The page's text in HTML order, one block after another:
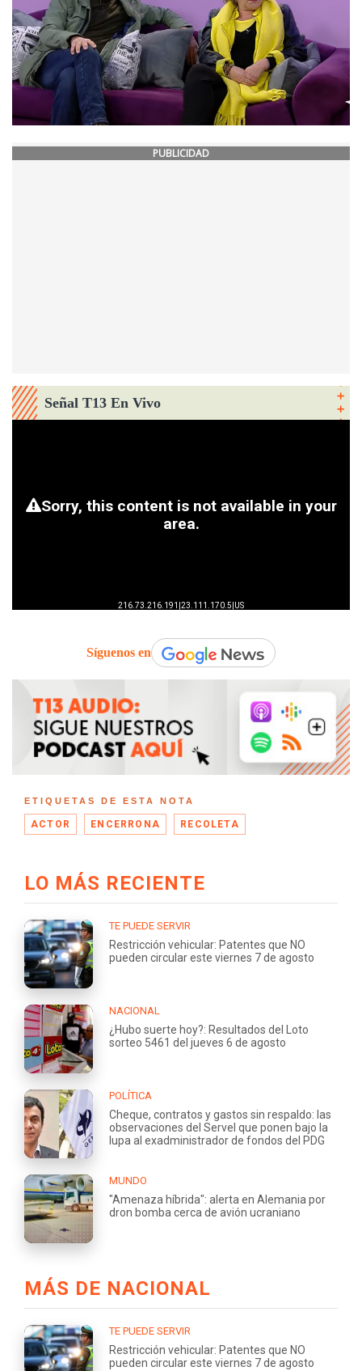
PUBLICIDAD
Señal T13 En Vivo
Síguenos en
ETIQUETAS DE ESTA NOTA
ACTOR ENCERRONA RECOLETA
LO MÁS RECIENTE
TE PUEDE SERVIR
Restricción vehicular: Patentes que NO
pueden circular este viernes 7 de agosto
NACIONAL
¿Hubo suerte hoy?: Resultados del Loto
sorteo 5461 del jueves 6 de agosto
POLÍTICA
Cheque, contratos y gastos sin respaldo: las
observaciones del Servel que ponen bajo la
lupa al exadministrador de fondos del PDG
MUNDO
"Amenaza híbrida": alerta en Alemania por
dron bomba cerca de avión ucraniano
MÁS DE NACIONAL
TE PUEDE SERVIR
Restricción vehicular: Patentes que NO
pueden circular este viernes 7 de agosto